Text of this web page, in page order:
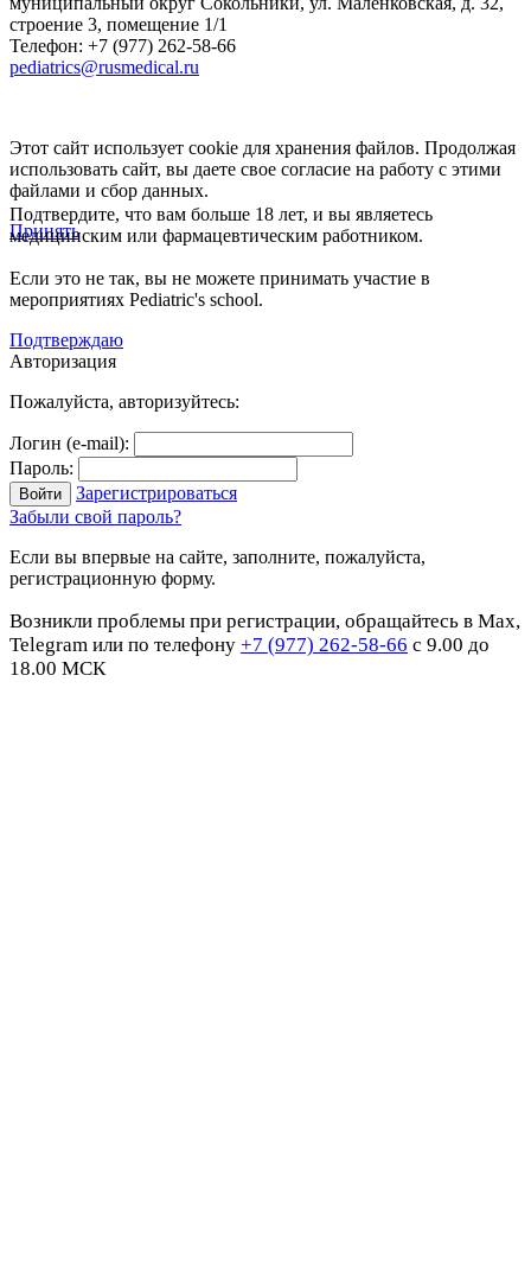
строение 3, помещение 1/1
Телефон: +7 (977) 262-58-66
pediatrics@rusmedical.ru
Этот сайт использует cookie для хранения файлов. Продолжая
использовать сайт, вы даете свое согласие на работу с этими
файлами и сбор данных.
Принять
Подтвердите, что вам больше 18 лет, и вы являетесь
медицинским или фармацевтическим работником.
Если это не так, вы не можете принимать участие в
мероприятиях Pediatric's school.
Подтверждаю
Авторизация
Пожалуйста, авторизуйтесь:
Логин (e-mail):
Пароль:
Зарегистрироваться
Забыли свой пароль?
Если вы впервые на сайте, заполните, пожалуйста,
регистрационную форму.
Возникли проблемы при регистрации, обращайтесь в Max,
Telegram или по телефону +7 (977) 262-58-66 с 9.00 до
18.00 МСК